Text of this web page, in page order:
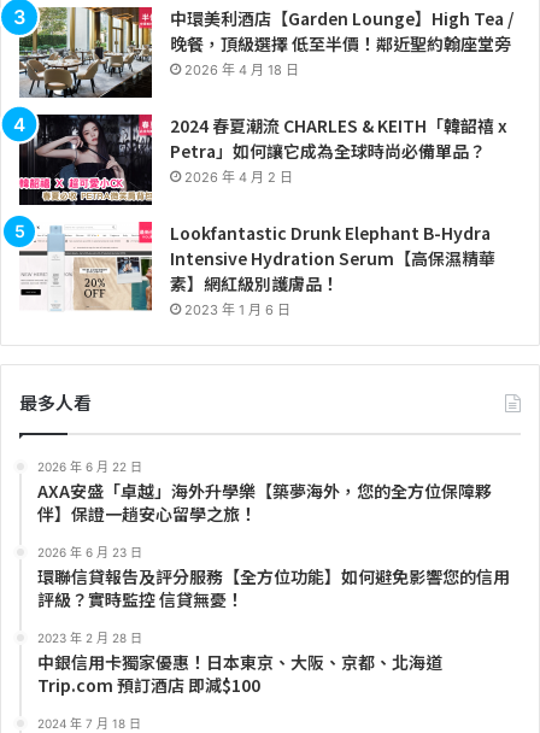
中環美利酒店【Garden Lounge】High Tea /
晚餐，頂級選擇 低至半價！鄰近聖約翰座堂旁
2026 年 4 月 18 日
2024 春夏潮流 CHARLES & KEITH「韓韶禧 x
Petra」如何讓它成為全球時尚必備單品？
2026 年 4 月 2 日
Lookfantastic Drunk Elephant B-Hydra
Intensive Hydration Serum【高保濕精華
素】網紅級別護膚品！
2023 年 1 月 6 日
最多人看
2026 年 6 月 22 日
AXA安盛「卓越」海外升學樂【築夢海外，您的全方位保障夥
伴】保證一趟安心留學之旅！
2026 年 6 月 23 日
環聯信貸報告及評分服務【全方位功能】如何避免影響您的信用
評級？實時監控 信貸無憂！
2023 年 2 月 28 日
中銀信用卡獨家優惠！日本東京、大阪、京都、北海道
Trip.com 預訂酒店 即減$100
2024 年 7 月 18 日